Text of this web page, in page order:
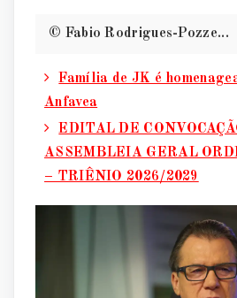
© Fabio Rodrigues-Pozze...
Família de JK é
Anfavea
EDITAL DE
ASSEMBLEIA GERAL
– TRIÊNIO 2026/2029